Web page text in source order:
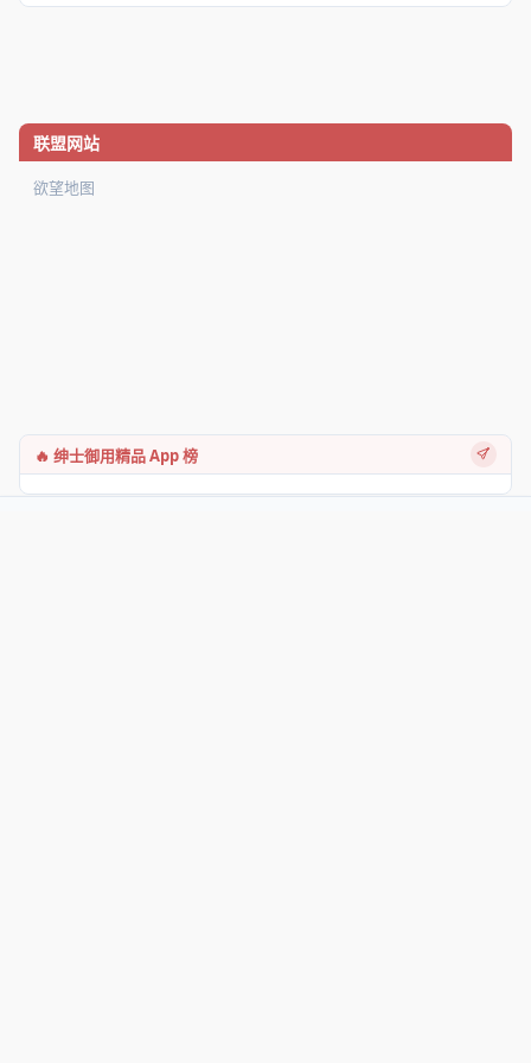
联盟网站
欲望地图
🔥 绅士御用精品 App 榜